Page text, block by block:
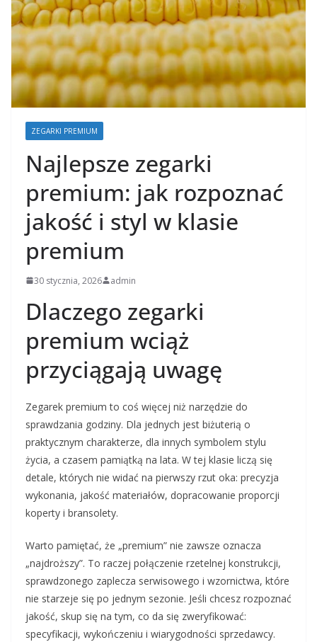
ZEGARKI PREMIUM
Najlepsze zegarki
premium: jak rozpoznać
jakość i styl w klasie
premium
30 stycznia, 2026 admin
Dlaczego zegarki
premium wciąż
przyciągają uwagę
Zegarek premium to coś więcej niż narzędzie do
sprawdzania godziny. Dla jednych jest biżuterią o
praktycznym charakterze, dla innych symbolem stylu
życia, a czasem pamiątką na lata. W tej klasie liczą się
detale, których nie widać na pierwszy rzut oka: precyzja
wykonania, jakość materiałów, dopracowanie proporcji
koperty i bransolety.
Warto pamiętać, że „premium” nie zawsze oznacza
„najdroższy”. To raczej połączenie rzetelnej konstrukcji,
sprawdzonego zaplecza serwisowego i wzornictwa, które
nie starzeje się po jednym sezonie. Jeśli chcesz rozpoznać
jakość, skup się na tym, co da się zweryfikować:
specyfikacji, wykończeniu i wiarygodności sprzedawcy.